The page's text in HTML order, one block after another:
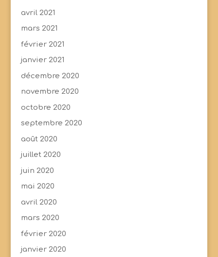
avril 2021
mars 2021
février 2021
janvier 2021
décembre 2020
novembre 2020
octobre 2020
septembre 2020
août 2020
juillet 2020
juin 2020
mai 2020
avril 2020
mars 2020
février 2020
janvier 2020